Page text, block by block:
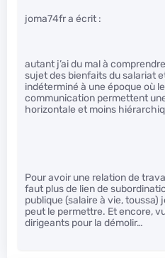
joma74fr a écrit :
autant j’ai du mal à
sujet des bienfaits du salariat
indéterminé à une époque où
communication permettent
horizontale et moins
Pour avoir une relation de
faut plus de lien de
publique (salaire à vie, toussa)
peut le permettre. Et encore,
dirigeants pour la démolir…